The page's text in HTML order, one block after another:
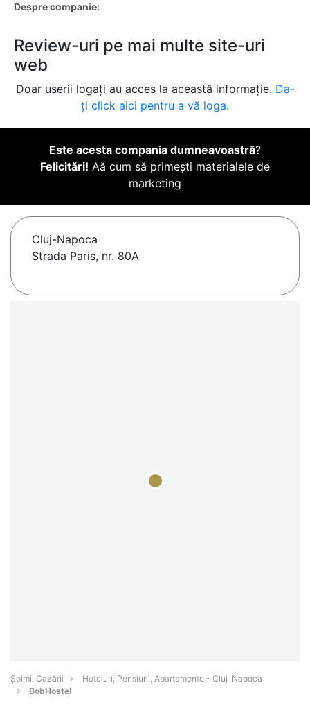
Despre companie:
Review-uri pe mai multe site-uri
web
Doar userii logați au acces la această informație. Da-
ți click aici pentru a vă loga.
Este acesta compania dumneavoastră?
Felicitări! Aă cum să primești materialele de
marketing
Cluj-Napoca
Strada Paris, nr. 80A
Șoimii Cazării
Hoteluri, Pensiuni, Apartamente - Cluj-Napoca
BobHostel